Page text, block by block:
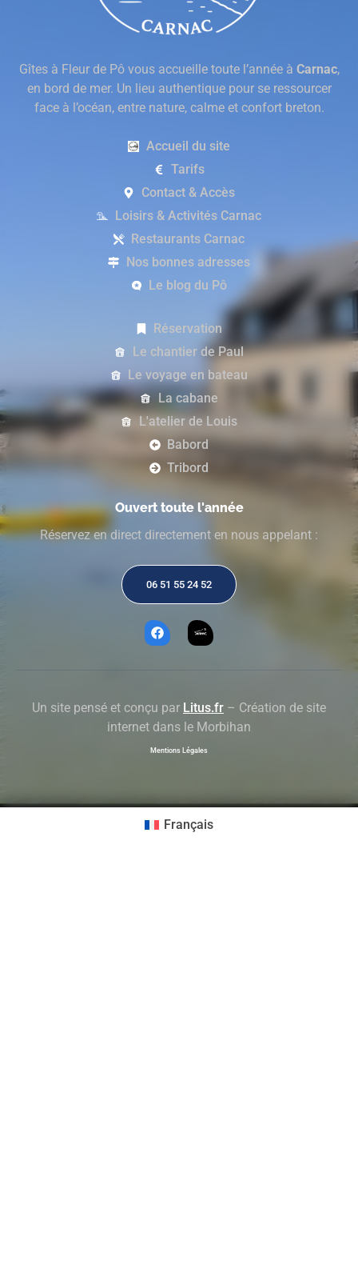
Gîtes à Fleur de Pô vous accueille toute l’année à Carnac,
en bord de mer. Un lieu authentique pour se ressourcer
face à l’océan, entre nature, calme et confort breton.
Accueil du site
Tarifs
Contact & Accès
Loisirs & Activités Carnac
Restaurants Carnac
Nos bonnes adresses
Le blog du Pô
Réservation
Le chantier de Paul
Le voyage en bateau
La cabane
L'atelier de Louis
Babord
Tribord
Ouvert toute l'année
Réservez en direct directement en nous appelant :
06 51 55 24 52
Un site pensé et conçu par Litus.fr – Création de site
internet dans le Morbihan
Mentions Légales
Français